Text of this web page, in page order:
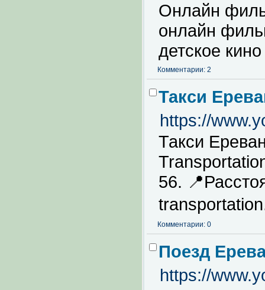
Онлайн
онлайн
детское кино
Комментарии: 2
Такси
https://
Такси
56.
Комментарии: 0
Поезд
https://